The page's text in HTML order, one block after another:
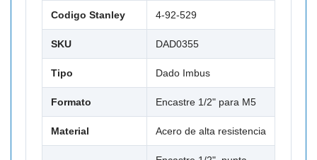
Codigo Stanley 4-92-529
SKU DAD0355
Tipo Dado Imbus
Formato Encastre 1/2" para M5
Material Acero de alta resistencia